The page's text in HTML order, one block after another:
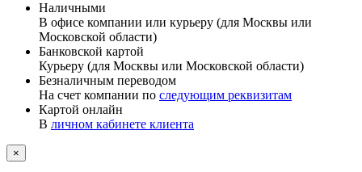
Наличными
В офисе компании или курьеру (для Москвы или
Московской области)
Банковской картой
Курьеру (для Москвы или Московской области)
Безналичным переводом
На счет компании по следующим реквизитам
Картой онлайн
В личном кабинете клиента
×